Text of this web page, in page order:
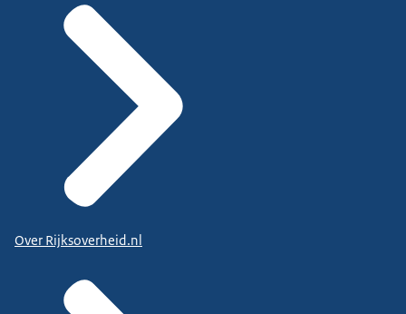
Over Rijksoverheid.nl